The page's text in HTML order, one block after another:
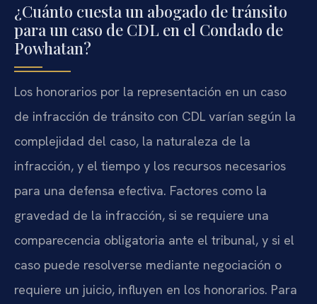
¿Cuánto cuesta un abogado de tránsito
para un caso de CDL en el Condado de
Powhatan?
Los honorarios por la representación en un caso
de infracción de tránsito con CDL varían según la
complejidad del caso, la naturaleza de la
infracción, y el tiempo y los recursos necesarios
para una defensa efectiva. Factores como la
gravedad de la infracción, si se requiere una
comparecencia obligatoria ante el tribunal, y si el
caso puede resolverse mediante negociación o
requiere un juicio, influyen en los honorarios. Para